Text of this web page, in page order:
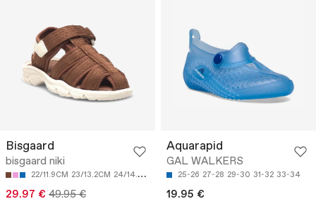
Bisgaard
bisgaard niki
22/11.9CM 23/13.2CM 24/14.5CM 25/15.2CM 26/15.8CM
29.97 € 49.95 €
Aquarapid
GAL WALKERS
25-26 27-28 29-30 31-32 33-34
19.95 €